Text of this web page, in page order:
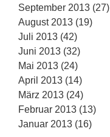
September 2013 (27)
August 2013 (19)
Juli 2013 (42)
Juni 2013 (32)
Mai 2013 (24)
April 2013 (14)
März 2013 (24)
Februar 2013 (13)
Januar 2013 (16)